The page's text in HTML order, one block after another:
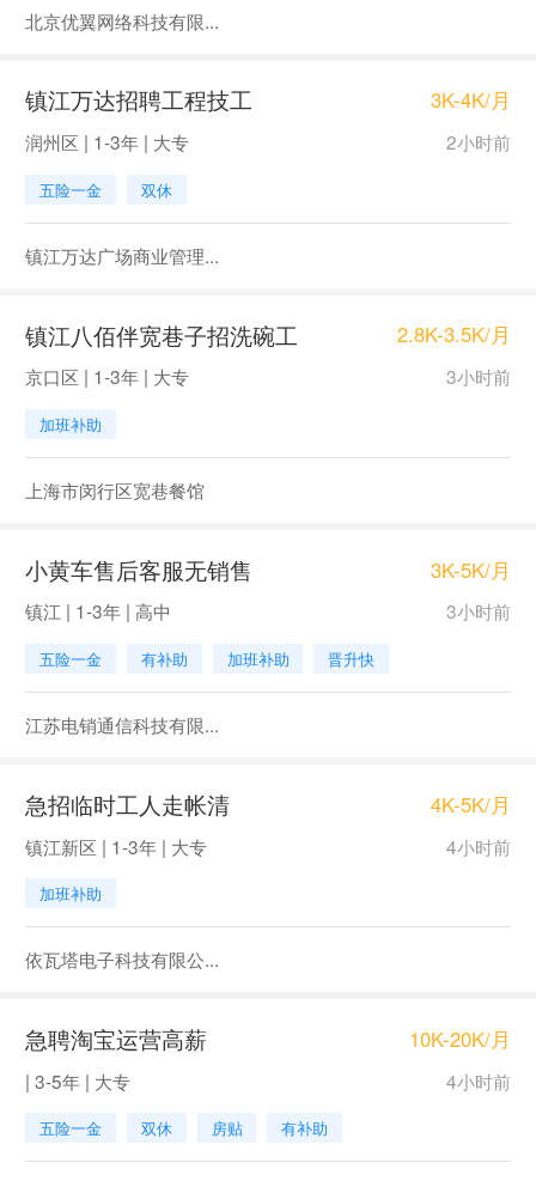
北京优翼网络科技有限...
镇江万达招聘工程技工 3K-4K/月
润州区 | 1-3年 | 大专 2小时前
五险一金 双休
镇江万达广场商业管理...
镇江八佰伴宽巷子招洗碗工 2.8K-3.5K/月
京口区 | 1-3年 | 大专 3小时前
加班补助
上海市闵行区宽巷餐馆
小黄车售后客服无销售 3K-5K/月
镇江 | 1-3年 | 高中 3小时前
五险一金 有补助 加班补助 晋升快
江苏电销通信科技有限...
急招临时工人走帐清 4K-5K/月
镇江新区 | 1-3年 | 大专 4小时前
加班补助
依瓦塔电子科技有限公...
急聘淘宝运营高薪 10K-20K/月
| 3-5年 | 大专 4小时前
五险一金 双休 房贴 有补助